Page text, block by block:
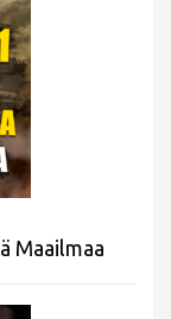
Maailmaa